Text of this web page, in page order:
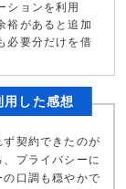
ションを利用
裕があると追加
必要分だけを借
した感想
契約できたのが
プライバシーに
口調も穏やかで